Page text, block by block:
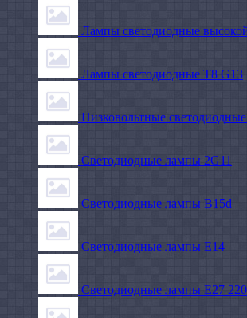
Лампы светодиодные
Лампы светодиодные Т8 G13
Низковольтные
Светодиодные лампы 2G11
Светодиодные лампы B15d
Светодиодные лампы E14
Светодиодные лампы E27